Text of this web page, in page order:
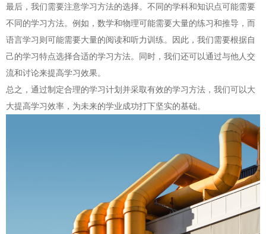
最后，我们需要注意学习方法的选择。不同的学科和知识点可能需要
不同的学习方法。例如，数学和物理可能需要大量的练习和推导，而
语言学习则可能需要大量的阅读和听力训练。因此，我们需要根据自
己的学习特点选择合适的学习方法。同时，我们还可以通过与他人交
流和讨论来提高学习效果。
总之，通过制定合理的学习计划并采取有效的学习方法，我们可以大
大提高学习效率，为未来的学业成功打下坚实的基础。